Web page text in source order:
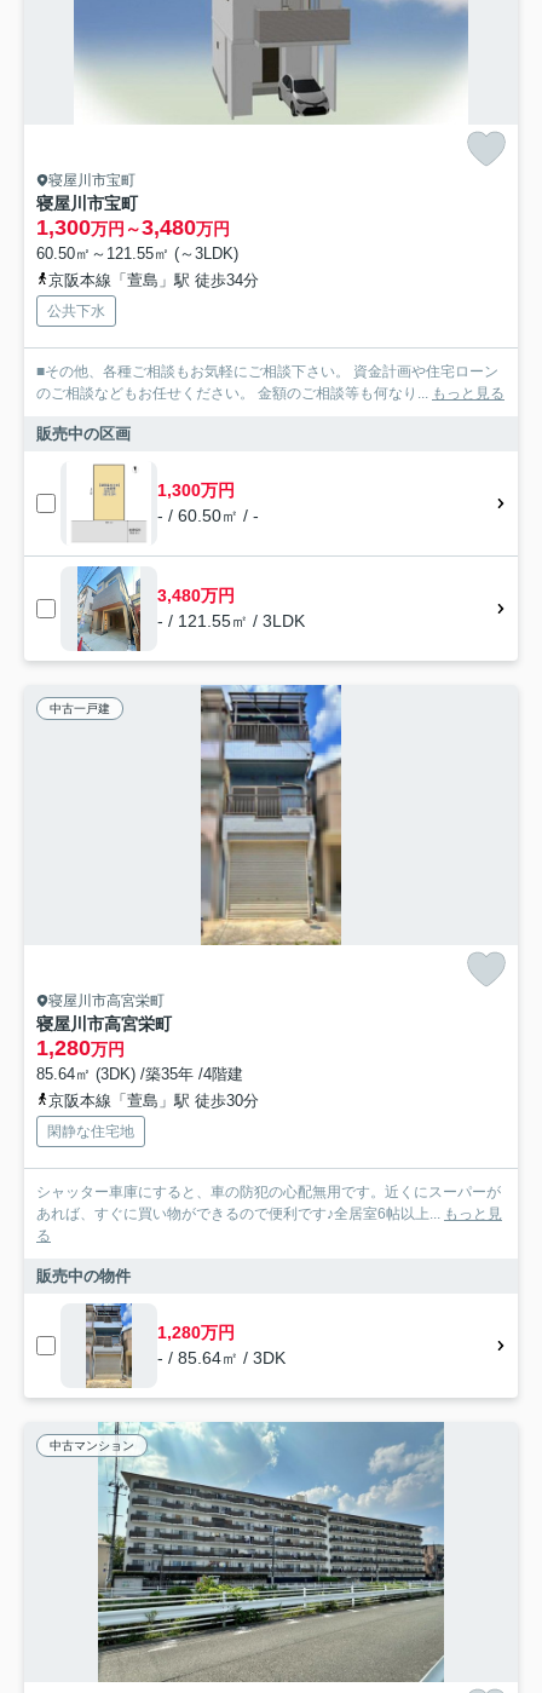
寝屋川市宝町
寝屋川市宝町
1,300万円～3,480万円
60.50㎡～121.55㎡ (～3LDK)
京阪本線「萱島」駅 徒歩34分
公共下水
■その他、各種ご相談もお気軽にご相談下さい。 資金計画や住宅ローン
のご相談などもお任せください。 金額のご相談等も何なり... もっと見る
販売中の区画
1,300万円
- / 60.50㎡ / -
3,480万円
- / 121.55㎡ / 3LDK
中古一戸建
寝屋川市高宮栄町
寝屋川市高宮栄町
1,280万円
85.64㎡ (3DK) /築35年 /4階建
京阪本線「萱島」駅 徒歩30分
閑静な住宅地
シャッター車庫にすると、車の防犯の心配無用です。近くにスーパーが
あれば、すぐに買い物ができるので便利です♪全居室6帖以上... もっと見
る
販売中の物件
1,280万円
- / 85.64㎡ / 3DK
中古マンション